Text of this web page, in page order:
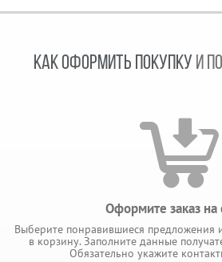
КАК ОФОРМИТЬ ПОКУПКУ И
Оформите заказ на
Выберите понравившиеся предложения
в корзину. Заполните данные
Обязательно укажите